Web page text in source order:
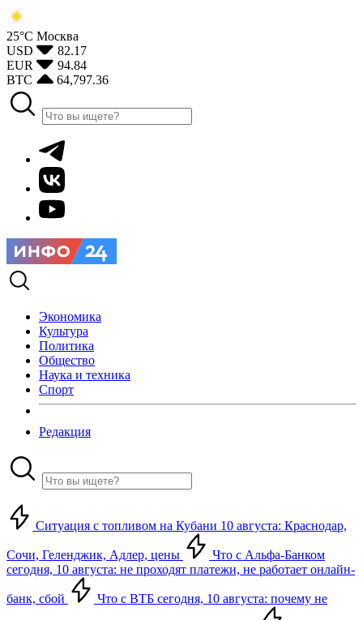
25°С Москва
USD
82.17
EUR
94.84
BTC
64,797.36
Экономика
Культура
Политика
Общество
Наука и техника
Спорт
Редакция
Ситуация с топливом на Кубани 10 августа: Краснодар,
Сочи, Геленджик, Адлер, цены
Что с Альфа-Банком
сегодня, 10 августа: не проходят платежи, не работает онлайн-
банк, сбой Что с ВТБ сегодня, 10 августа: почему не